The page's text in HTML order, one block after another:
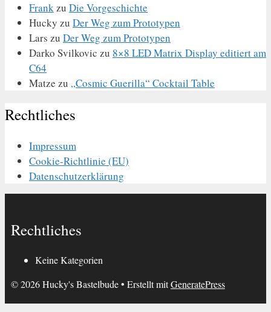
Frankzu Die Vorgeschichte
Hucky zu Der Weg zum Prototypen
Lars zu Der Weg zum Prototypen
Darko Svilkovic zu 8×8 LED Matrix Display editiert am
C64
Matze zu „Cosmic Guerilla“ Cocktail Table
Rechtliches
Impressum
Cookie-Richtlinie (EU)
Datenschutzerklärung
Rechtliches
Keine Kategorien
© 2026 Hucky's Bastelbude• Erstellt mitGeneratePress